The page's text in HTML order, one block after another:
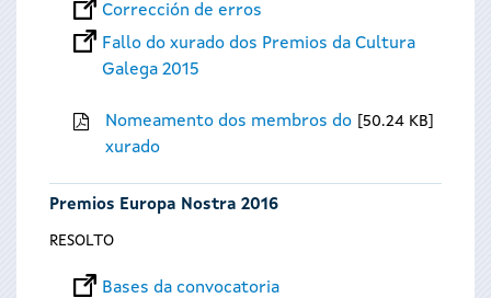
Corrección de erros
Fallo do xurado dos Premios da Cultura
Galega 2015
Nomeamento dos membros do
xurado
50.24 KB
Premios Europa Nostra 2016
RESOLTO
Bases da convocatoria